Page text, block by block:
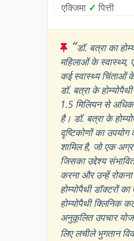
एक्जिमा ✓ पित्ती
“डॉ. बत्रा का
महिलाओं के स्वास्थ्य,
कई स्वास्थ्य चिंताओं के
डॉ. बत्रा के
1.5 मिलियन से अधिक
है। डॉ. बत्रा के
दृष्टिकोणों का
शामिल है, जो एक
जिसका उद्देश्य
करना और उन्हें
होम्योपैथी डॉक्टरों
होम्योपैथी
अनुकूलित उपचार
लिए लचीले भुगतान